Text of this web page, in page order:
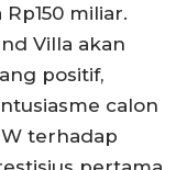
miliar.
Villa akan
positif,
calon
terhadap